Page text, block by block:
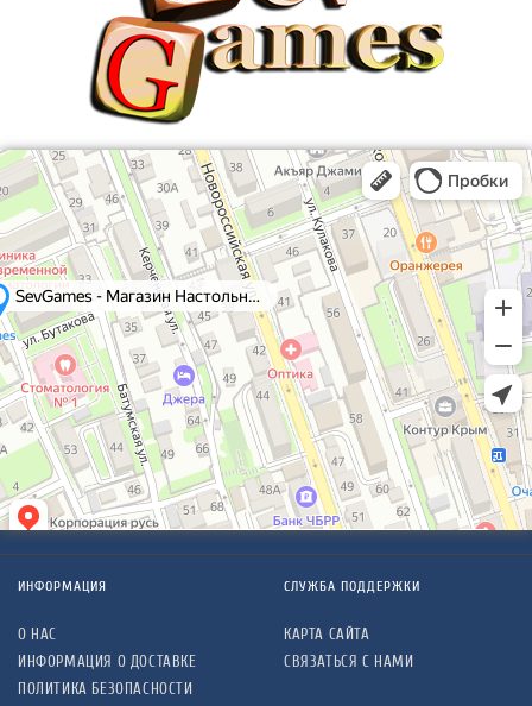
ИНФОРМАЦИЯ
О НАС
ИНФОРМАЦИЯ О ДОСТАВКЕ
ПОЛИТИКА БЕЗОПАСНОСТИ
СЛУЖБА ПОДДЕРЖКИ
КАРТА САЙТА
СВЯЗАТЬСЯ С НАМИ